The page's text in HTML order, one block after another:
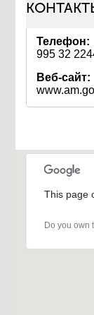
Телефон:
995 32
Веб-сайт:
This page
Do you own